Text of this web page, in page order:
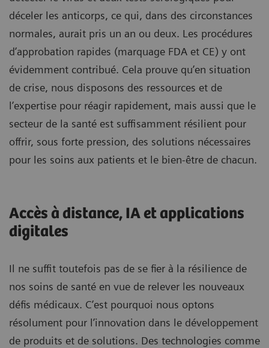
déceler les anticorps, ce qui, dans des circonstances
normales, aurait pris un an ou deux. Les procédures
d’approbation rapides (marquage FDA et CE) y ont
évidemment contribué. Cela prouve qu’en situation
de crise, nous disposons des ressources et de
l’expertise pour réagir rapidement, mais aussi que le
secteur de la santé est suffisamment résilient pour
offrir, sous forte pression, des solutions nécessaires
pour les soins aux patients et le bien-être de chacun.
Accès à distance, IA et applications
digitales
Il ne suffit toutefois pas de se fier à la résilience de
nos soins de santé en vue de relever les nouveaux
défis médicaux. C’est pourquoi nous optons
résolument pour l’innovation dans le développement
de produits et de solutions. Des technologies comme